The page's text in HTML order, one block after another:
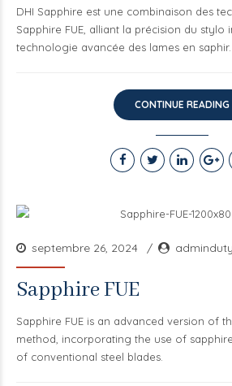
DHI Sapphire est une combinaison des
Sapphire FUE, alliant la précision du stylo
technologie avancée des lames en saphir.
CONTINUE READING
septembre 26, 2024
Sapphire FUE
Sapphire FUE is an advanced version of
method, incorporating the use of
of conventional steel blades.